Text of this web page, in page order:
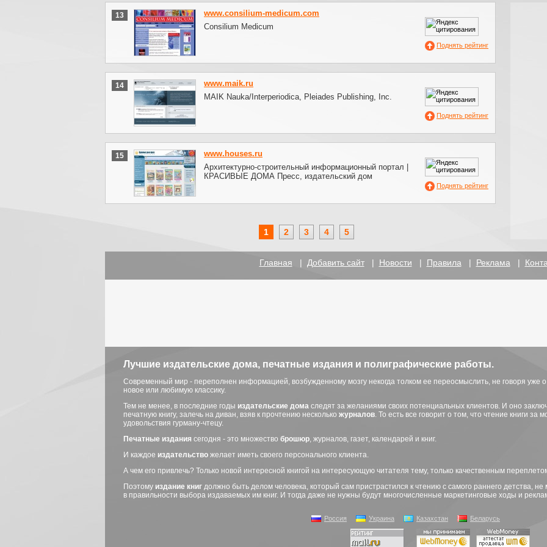
13
www.consilium-medicum.com
Consilium Medicum
Поднять рейтинг
14
www.maik.ru
MAIK Nauka/Interperiodica, Pleiades Publishing, Inc.
Поднять рейтинг
15
www.houses.ru
Архитектурно-строительный информационный портал |
КРАСИВЫЕ ДОМА Пресс, издательский дом
Поднять рейтинг
1 2 3 4 5
Главная | Добавить сайт| Новости | Правила | Реклама |
Лучшие издательские дома, печатные издания и полиграфические работы.
Современный мир - переполнен информацией, возбужденному мозгу некогда толком ее переосмыслить, не говоря уже
новое или любимую классику.
Тем не менее, в последние годы издательские дома следят за желаниями своих потенциальных клиентов. И оно
печатную книгу, залечь на диван, взяв к прочтению несколько журналов. То есть все говорит о том, что чтение книги за
удовольствия гурману-чтецу.
Печатные издания сегодня - это множество брошюр, журналов, газет, календарей и книг.
И каждое издательство желает иметь своего персонального клиента.
А чем его привлечь? Только новой интересной книгой на интересующую читателя тему, только качественным
Поэтому издание книг должно быть делом человека, который сам пристрастился к чтению с самого раннего детства,
в правильности выбора издаваемых им книг. И тогда даже не нужны будут многочисленные маркетинговые ходы и
Россия Украина Казахстан Беларусь